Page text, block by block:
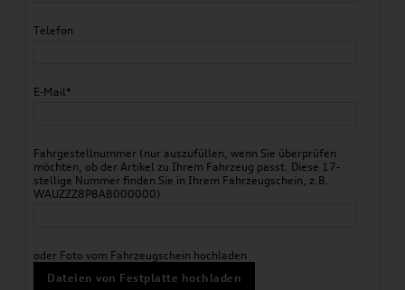
Telefon
E-Mail*
Fahrgestellnummer (nur auszufüllen, wenn Sie überprüfen
möchten, ob der Artikel zu Ihrem Fahrzeug passt. Diese 17-
stellige Nummer finden Sie in Ihrem Fahrzeugschein, z.B.
WAUZZZ8P8AB000000)
oder Foto vom Fahrzeugschein hochladen
Dateien von Festplatte hochladen